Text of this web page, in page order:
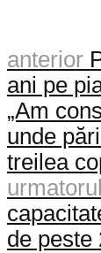
anterior
ani pe
„Am
unde
treilea
urmatorul
de peste